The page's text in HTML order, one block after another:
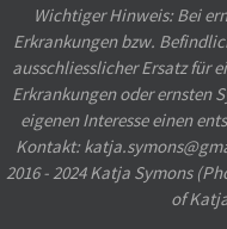
Wichtiger Hinweis: Bei
Erkrankungen bzw.
ausschliesslicher Ersatz für
Erkrankungen oder ernsten
eigenen Interesse einen
Kontakt:
2016 - 2024 Katja Symons
of